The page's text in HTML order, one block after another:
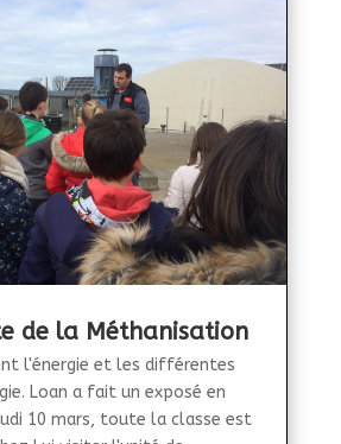
de la Méthanisation
l'énergie et les différentes
Loan a fait un exposé en
10 mars, toute la classe est